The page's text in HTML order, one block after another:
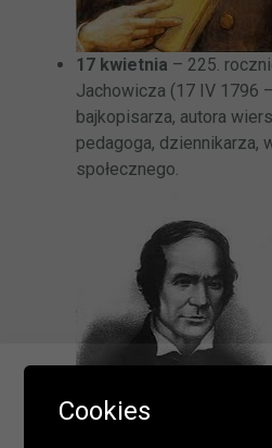
17 kwietnia – 225.
Jachowicza (17 IV 1796
bajkopisarza, autora
pedagoga, dziennikarza,
społecznego.
Cookies